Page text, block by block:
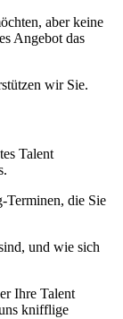
aber keine
Angebot das
wir Sie.
Talent
Terminen, die Sie
und wie sich
Ihre Talent
knifflige